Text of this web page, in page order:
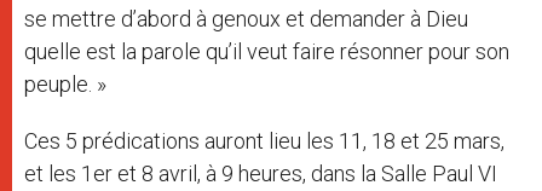
se mettre d’abord à genoux et demander à Dieu
quelle est la parole qu’il veut faire résonner pour son
peuple. »
Ces 5 prédications auront lieu les 11, 18 et 25 mars,
et les 1er et 8 avril, à 9 heures, dans la Salle Paul VI